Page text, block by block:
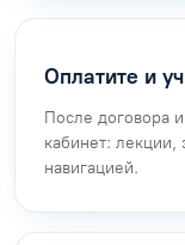
Оплатите и
После договора
кабинет: лекции,
навигацией.